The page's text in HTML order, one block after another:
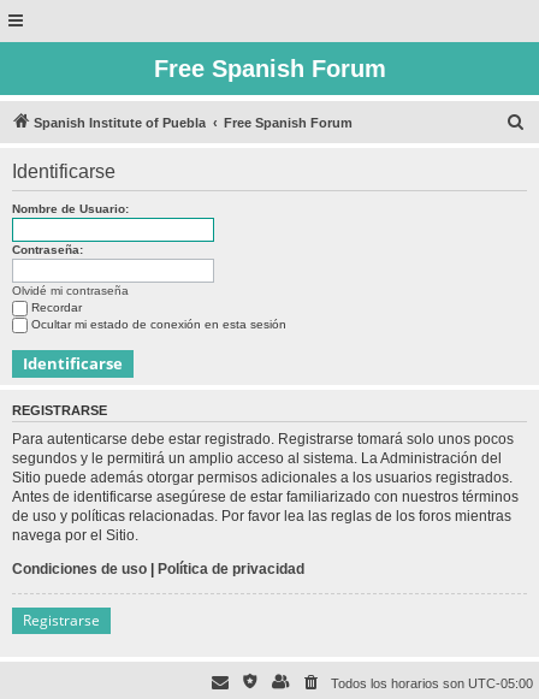
Free Spanish Forum
Spanish Institute of Puebla Free Spanish Forum
Identificarse
Nombre de Usuario:
Contraseña:
Olvidé mi contraseña
Recordar
Ocultar mi estado de conexión en esta sesión
REGISTRARSE
Para autenticarse debe estar registrado. Registrarse tomará solo unos pocos
segundos y le permitirá un amplio acceso al sistema. La Administración del
Sitio puede además otorgar permisos adicionales a los usuarios registrados.
Antes de identificarse asegúrese de estar familiarizado con nuestros términos
de uso y políticas relacionadas. Por favor lea las reglas de los foros mientras
navega por el Sitio.
Condiciones de uso | Política de privacidad
Registrarse
Todos los horarios son UTC-05:00